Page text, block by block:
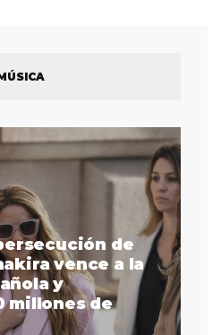
de
vence a la
y
millones de